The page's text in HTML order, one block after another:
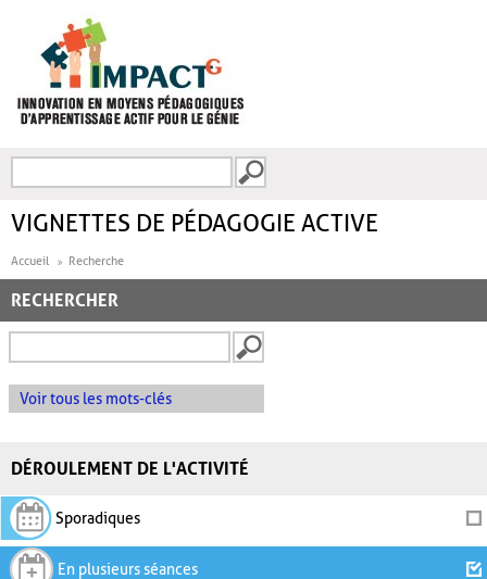
FORMULAIRE DE
VIGNETTES DE PÉDAGOGIE ACTIVE
Accueil Recherche
RECHERCHER
Voir tous les mots-clés
DÉROULEMENT DE L'ACTIVITÉ
Sporadiques
En plusieurs séances